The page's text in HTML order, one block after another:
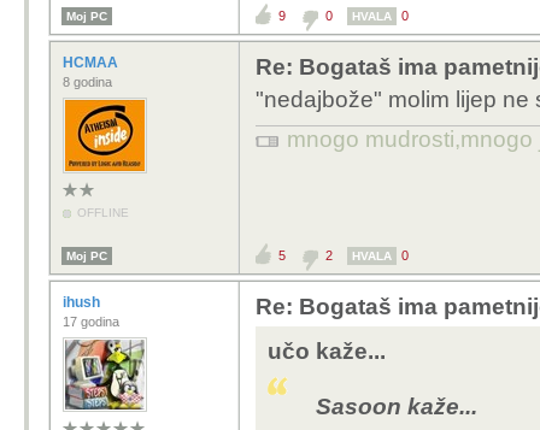
Moj PC 9 0 HVALA 0
HCMAA
8 godina
OFFLINE
Re: Bogataš ima
"nedajbože" molim lijep ne
mnogo
Moj PC 5 2 HVALA 0
ihush
17 godina
Re: Bogataš ima
učo kaže...
Sasoon kaže...